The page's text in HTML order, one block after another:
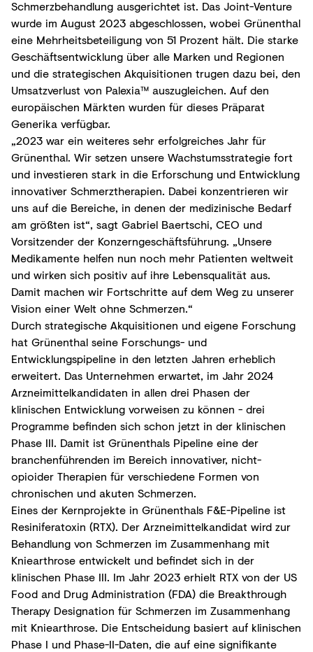
Schmerzbehandlung ausgerichtet ist. Das Joint-Venture
wurde im August 2023 abgeschlossen, wobei Grünenthal
eine Mehrheitsbeteiligung von 51 Prozent hält. Die starke
Geschäftsentwicklung über alle Marken und Regionen
und die strategischen Akquisitionen trugen dazu bei, den
Umsatzverlust von Palexia™ auszugleichen. Auf den
europäischen Märkten wurden für dieses Präparat
Generika verfügbar.
„2023 war ein weiteres sehr erfolgreiches Jahr für
Grünenthal. Wir setzen unsere Wachstumsstrategie fort
und investieren stark in die Erforschung und Entwicklung
innovativer Schmerztherapien. Dabei konzentrieren wir
uns auf die Bereiche, in denen der medizinische Bedarf
am größten ist“, sagt Gabriel Baertschi, CEO und
Vorsitzender der Konzerngeschäftsführung. „Unsere
Medikamente helfen nun noch mehr Patienten weltweit
und wirken sich positiv auf ihre Lebensqualität aus.
Damit machen wir Fortschritte auf dem Weg zu unserer
Vision einer Welt ohne Schmerzen.“
Durch strategische Akquisitionen und eigene Forschung
hat Grünenthal seine Forschungs- und
Entwicklungspipeline in den letzten Jahren erheblich
erweitert. Das Unternehmen erwartet, im Jahr 2024
Arzneimittelkandidaten in allen drei Phasen der
klinischen Entwicklung vorweisen zu können - drei
Programme befinden sich schon jetzt in der klinischen
Phase III. Damit ist Grünenthals Pipeline eine der
branchenführenden im Bereich innovativer, nicht-
opioider Therapien für verschiedene Formen von
chronischen und akuten Schmerzen.
Eines der Kernprojekte in Grünenthals F&E-Pipeline ist
Resiniferatoxin (RTX). Der Arzneimittelkandidat wird zur
Behandlung von Schmerzen im Zusammenhang mit
Kniearthrose entwickelt und befindet sich in der
klinischen Phase III. Im Jahr 2023 erhielt RTX von der US
Food and Drug Administration (FDA) die Breakthrough
Therapy Designation für Schmerzen im Zusammenhang
mit Kniearthrose. Die Entscheidung basiert auf klinischen
Phase I und Phase-II-Daten, die auf eine signifikante